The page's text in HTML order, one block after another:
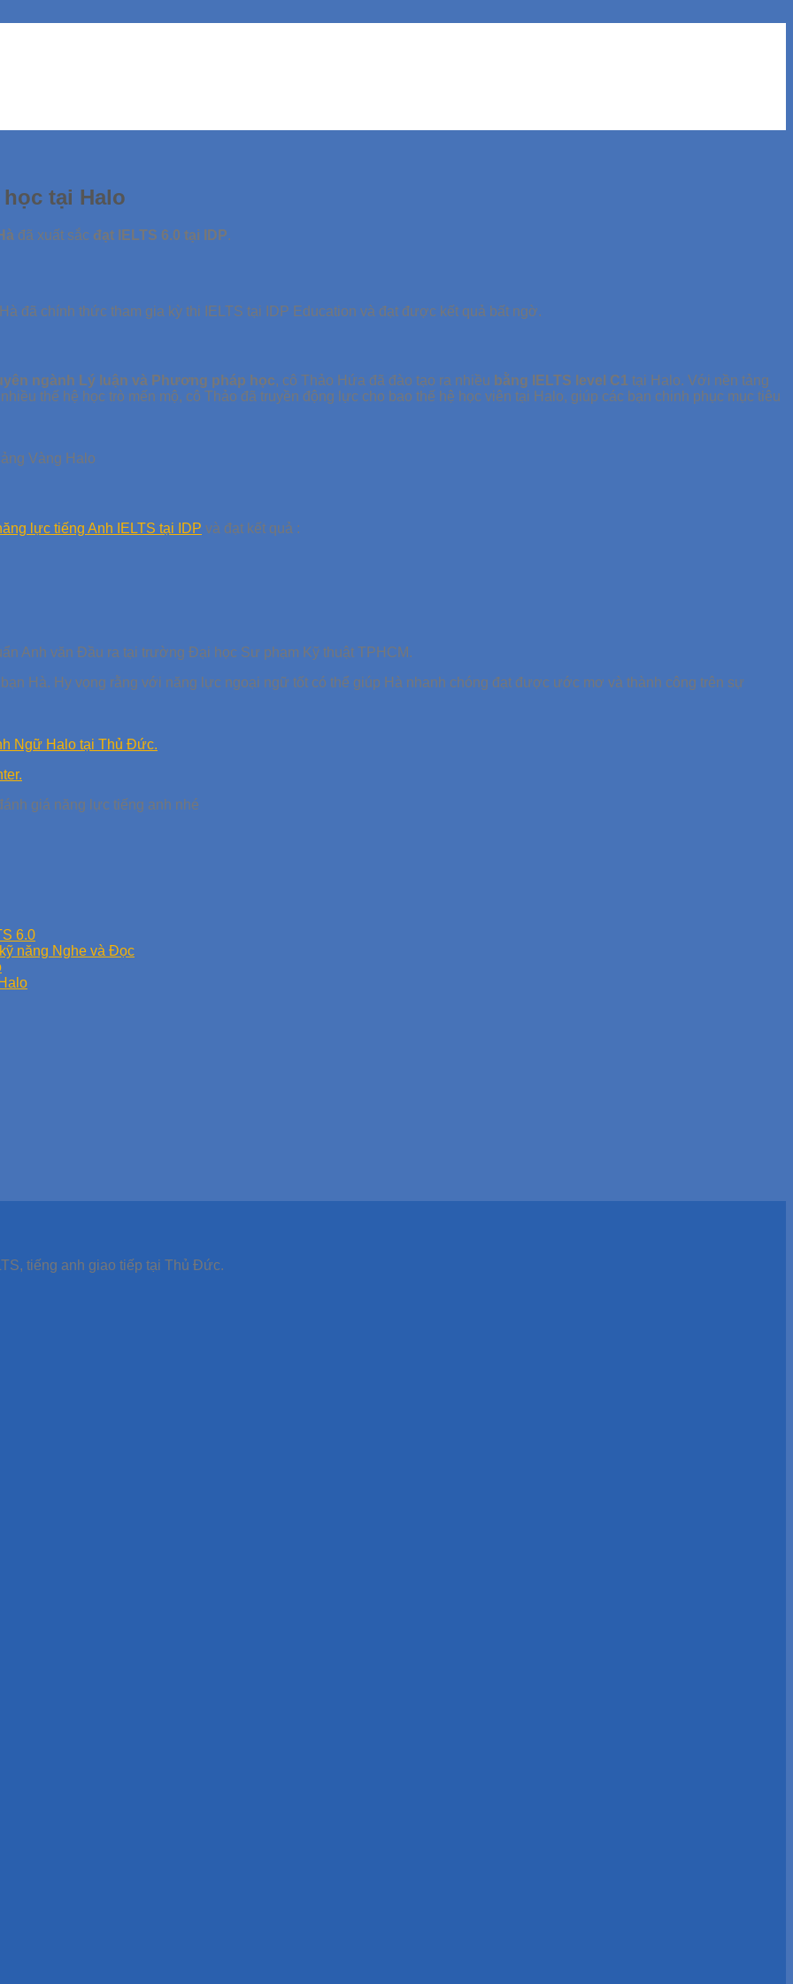
học tại Halo
đã xuất sắc đạt IELTS 6.0 tại IDP.
đã chính thức tham gia kỳ thi IELTS tại IDP Education và đạt được kết quả bất ngờ.
ngành Lý luận và Phương pháp học, cô Thảo Hứa đã đào tạo ra nhiều bằng IELTS level C1 tại Halo. Với nền tảng
thế hệ học trò mến mộ, cô Thảo đã truyền động lực cho bao thế hệ học viên tại Halo, giúp các bạn chinh phục mục tiêu
Vàng Halo
lực tiếng Anh IELTS tại IDP và đạt kết quả :
Anh văn Đầu ra tại trường Đại học Sư phạm Kỹ thuật TPHCM.
Hà. Hy vọng rằng với năng lực ngoại ngữ tốt có thể giúp Hà nhanh chóng đạt được ước mơ và thành công trên sự
Ngữ Halo tại Thủ Đức.
giá năng lực tiếng anh nhé
6.0
năng Nghe và Đọc
tiếng anh giao tiếp tại Thủ Đức.